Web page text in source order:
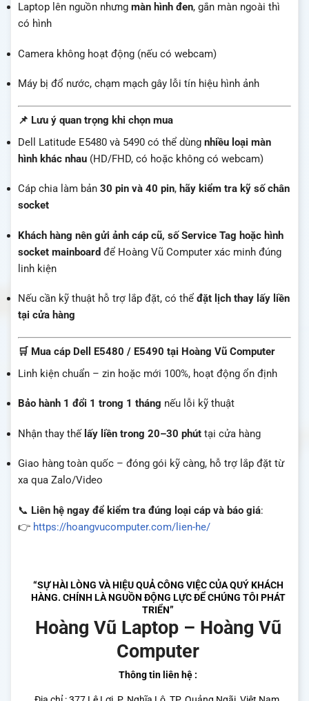
Laptop lên nguồn nhưng màn hình đen, gắn màn ngoài thì
có hình
Camera không hoạt động (nếu có webcam)
Máy bị đổ nước, chạm mạch gây lỗi tín hiệu hình ảnh
📌 Lưu ý quan trọng khi chọn mua
Dell Latitude E5480 và 5490 có thể dùng nhiều loại màn
hình khác nhau (HD/FHD, có hoặc không có webcam)
Cáp chia làm bản 30 pin và 40 pin, hãy kiểm tra kỹ số chân
socket
Khách hàng nên gửi ảnh cáp cũ, số Service Tag hoặc hình
socket mainboard để Hoàng Vũ Computer xác minh đúng
linh kiện
Nếu cần kỹ thuật hỗ trợ lắp đặt, có thể đặt lịch thay lấy liền
tại cửa hàng
🛒 Mua cáp Dell E5480 / E5490 tại Hoàng Vũ Computer
Linh kiện chuẩn – zin hoặc mới 100%, hoạt động ổn định
Bảo hành 1 đổi 1 trong 1 tháng nếu lỗi kỹ thuật
Nhận thay thế lấy liền trong 20–30 phút tại cửa hàng
Giao hàng toàn quốc – đóng gói kỹ càng, hỗ trợ lắp đặt từ
xa qua Zalo/Video
📞 Liên hệ ngay để kiểm tra đúng loại cáp và báo giá:
👉 https://hoangvucomputer.com/lien-he/
“SỰ HÀI LÒNG VÀ HIỆU QUẢ CÔNG VIỆC CỦA QUÝ KHÁCH
HÀNG. CHÍNH LÀ NGUỒN ĐỘNG LỰC ĐỂ CHÚNG TÔI PHÁT
TRIỂN”
Hoàng Vũ Laptop – Hoàng Vũ
Computer
Thông tin liên hệ :